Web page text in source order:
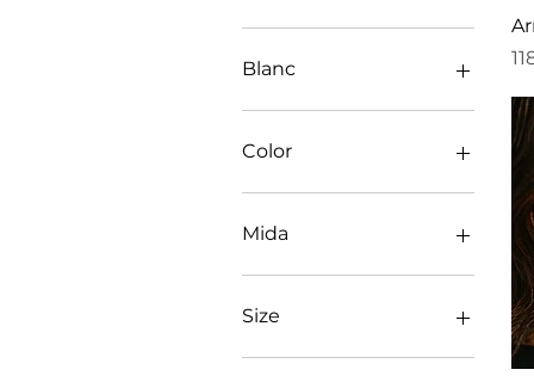
45 €
Blanc
Color
Mida
Gran
Petit
Size
Gran